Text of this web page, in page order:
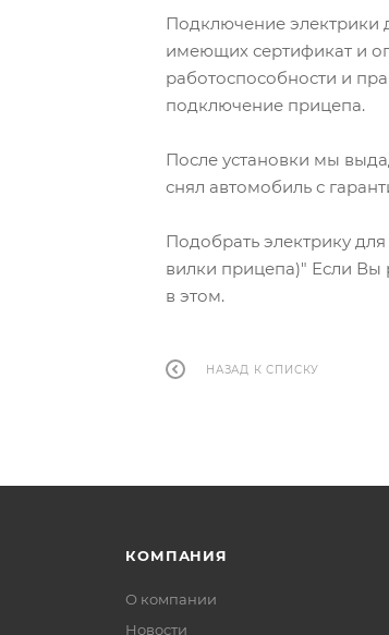
Подключение электрики
имеющих сертификат и
работоспособности и
подключение прицепа.
После установки мы
снял автомобиль с
Подобрать электрику
вилки прицепа)" Если Вы
в этом.
НАЗАД К СПИСКУ
КОМПАНИЯ
О компании
Новости